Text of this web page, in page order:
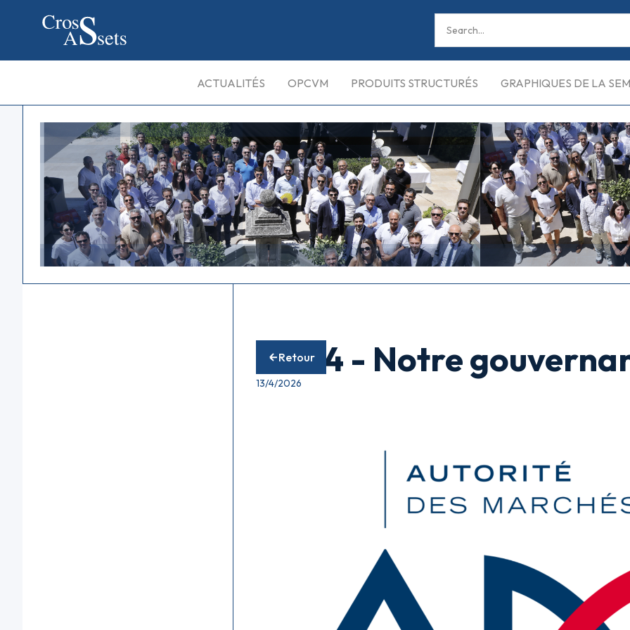
ACTUALITÉS OPCVM PRODUITS STRUCTURÉS GRAPHIQUES DE LA
Retour
13/04 - Notre
13/4/2026